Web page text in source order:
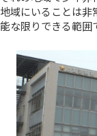
地域にいることは非
能な限りできる範囲